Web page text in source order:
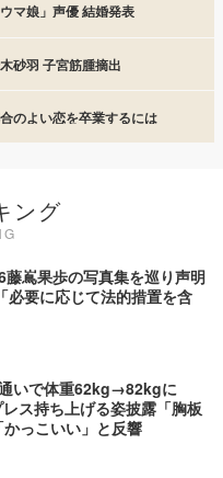
ウマ娘」声優 結婚発表
砂羽 子宮筋腫摘出
のよい恋を卒業するには
ング
嶌果歩の写真集を巡り声明
必要に応じて法的措置を含
いで体重62kg→82kgに
ス持ち上げる姿披露「胸板
っこいい」と反響